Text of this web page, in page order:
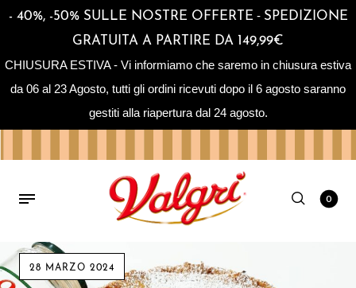
- 40%, -50% SULLE NOSTRE OFFERTE - SPEDIZIONE
GRATUITA A PARTIRE DA 149,99€
CHIUSURA ESTIVA - Vi informiamo che saremo in chiusura estiva
da 06 al 23 Agosto, tutti gli ordini ricevuti dopo il 6 agosto saranno
gestiti alla riapertura dal 24 agosto.
0
28 MARZO 2024